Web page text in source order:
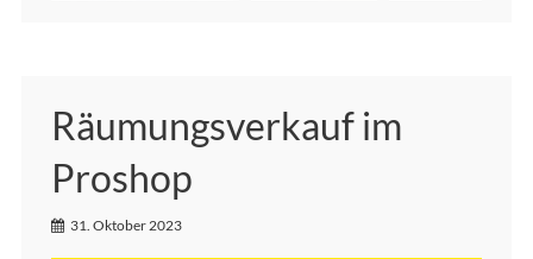
Räumungsverkauf im
Proshop
31. Oktober 2023